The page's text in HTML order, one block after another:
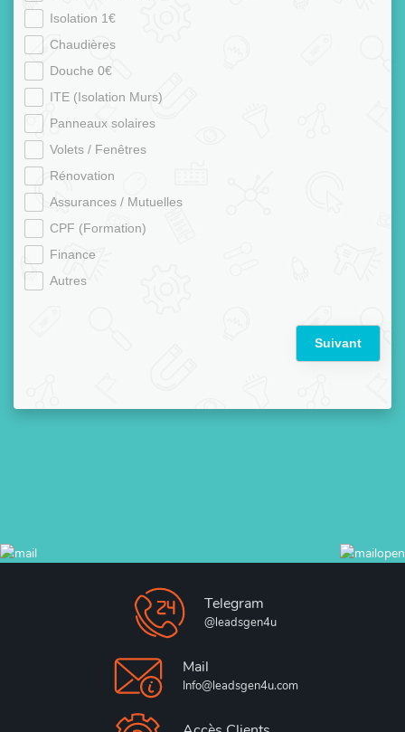
Isolation 1€
Chaudières
Douche 0€
ITE (Isolation Murs)
Panneaux solaires
Volets / Fenêtres
Rénovation
Assurances / Mutuelles
CPF (Formation)
Finance
Autres
Suivant
Telegram
@leadsgen4u
Mail
Info@leadsgen4u.com